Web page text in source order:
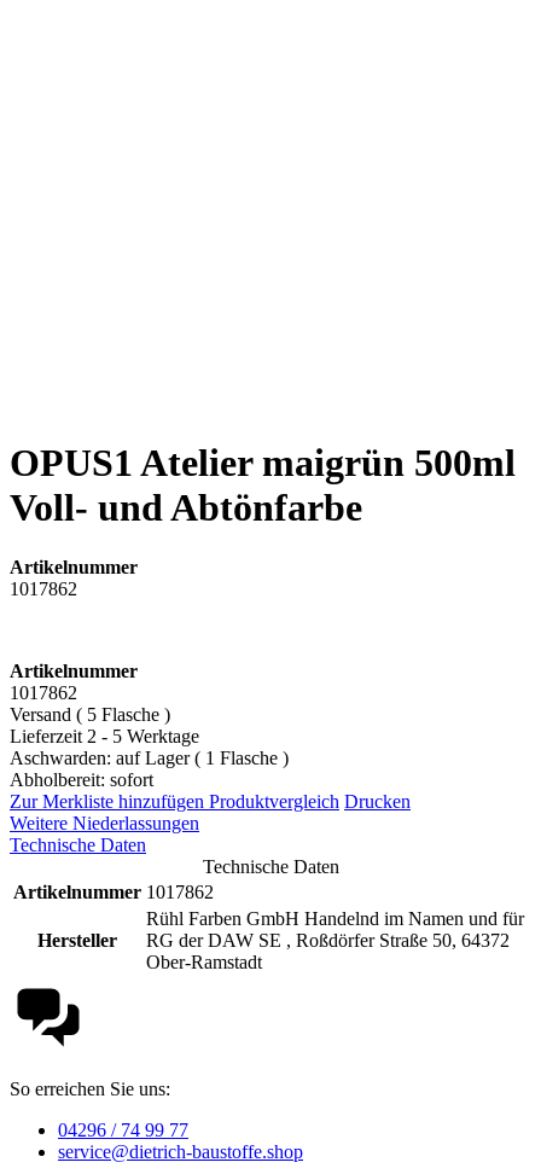
OPUS1 Atelier maigrün 500ml
Voll- und Abtönfarbe
Artikelnummer
1017862
Artikelnummer
1017862
Versand ( 5 Flasche )
Lieferzeit 2 - 5 Werktage
Aschwarden: auf Lager ( 1 Flasche )
Abholbereit: sofort
Zur Merkliste hinzufügen Produktvergleich Drucken
Weitere Niederlassungen
Technische Daten
Technische Daten
Artikelnummer 1017862
Hersteller
Rühl Farben GmbH Handelnd im Namen und für
RG der DAW SE , Roßdörfer Straße 50, 64372
Ober-Ramstadt
So erreichen Sie uns:
04296 / 74 99 77
service@dietrich-baustoffe.shop